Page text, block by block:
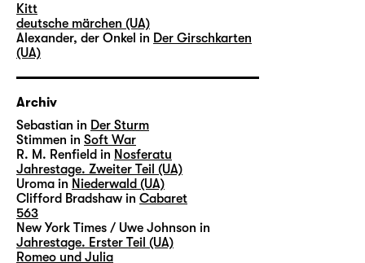
Kitt
deutsche märchen (UA)
Alexander, der Onkel in Der Girschkarten
(UA)
Archiv
Sebastian in Der Sturm
Stimmen in Soft War
R. M. Renfield in Nosferatu
Jahrestage. Zweiter Teil (UA)
Uroma in Niederwald (UA)
Clifford Bradshaw in Cabaret
563
New York Times / Uwe Johnson in
Jahrestage. Erster Teil (UA)
Romeo und Julia